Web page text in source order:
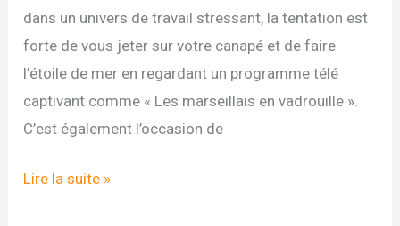
dans un univers de travail stressant, la tentation est
forte de vous jeter sur votre canapé et de faire
l’étoile de mer en regardant un programme télé
captivant comme « Les marseillais en vadrouille ».
C’est également l’occasion de
Happiness
Lire la suite »